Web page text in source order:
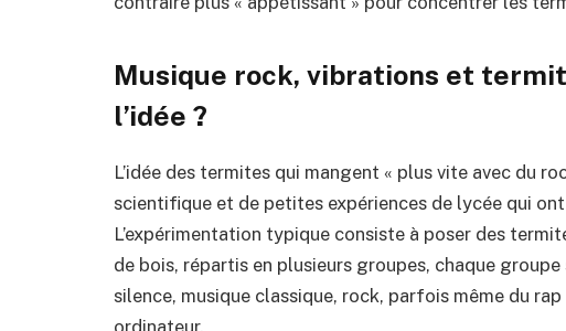
Musique rock, vibrations et
l’idée ?
L’idée des termites qui mangent « plus vite avec du
scientifique et de petites expériences de lycée qui
L’expérimentation typique consiste à poser des
de bois, répartis en plusieurs groupes, chaque
silence, musique classique, rock, parfois même du